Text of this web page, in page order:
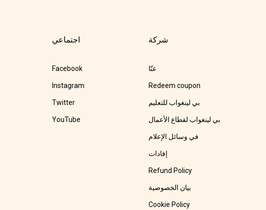
اجتماعي
Facebook
Instagram
Twitter
YouTube
شركة
عنّا
Redeem coupon
بي لينغواب للتعليم
بي لينغواب لقطاع الأعمال
في وسائل الإعلام
إفادات
Refund Policy
بيان الخصوصية
Cookie Policy